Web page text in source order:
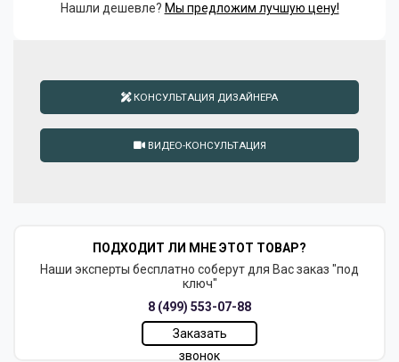
Нашли дешевле? Мы предложим лучшую цену!
КОНСУЛЬТАЦИЯ ДИЗАЙНЕРА
ВИДЕО-КОНСУЛЬТАЦИЯ
ПОДХОДИТ ЛИ МНЕ ЭТОТ ТОВАР?
Наши эксперты бесплатно соберут для Вас заказ "под
ключ"
8 (499) 553-07-88
Заказать
звонок